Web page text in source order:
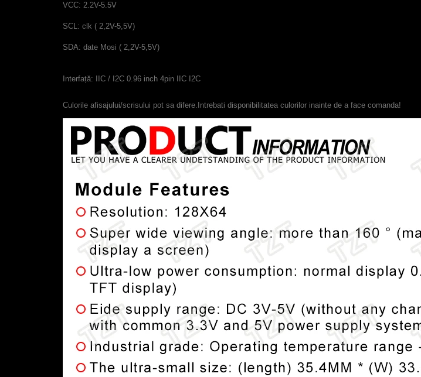
VCC: 2.2V-5.5V
SCL: clk ( 2,2V-5,5V)
SDA: date Mosi ( 2,2V-5,5V)
Interfață: IIC / I2C 0.96 inch 4pin IIC I2C
Culorile afisajului/scrisului pot sa difere.Intrebati disponibilitatea culorilor inainte de a face comanda!